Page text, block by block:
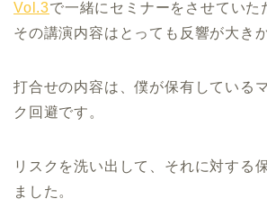
Vol.3で一緒にセミナーをさせていた
その講演内容はとっても反響が大き
打合せの内容は、僕が保有している
ク回避です。
リスクを洗い出して、それに対する
ました。